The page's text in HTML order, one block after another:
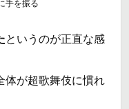
手を振る
というのが正直な感
体が超歌舞伎に慣れ